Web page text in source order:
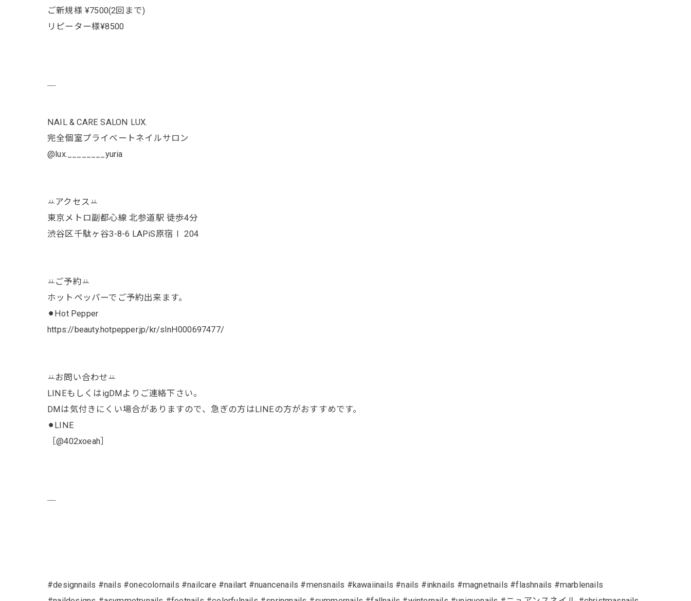
ご新規様 ¥7500(2回まで)
リピーター様¥8500
NAIL & CARE SALON LUX.
完全個室プライベートネイルサロン
@lux.________yuria
ꕁアクセスꕁ
東京メトロ副都心線 北参道駅 徒歩4分
渋谷区千駄ヶ谷3-8-6 LAPiS原宿Ⅰ 204
ꕁご予約ꕁ
ホットペッパーでご予約出来ます。
⚫︎Hot Pepper
https://beauty.hotpepper.jp/kr/slnH000697477/
ꕁお問い合わせꕁ
LINEもしくはigDMよりご連絡下さい。
DMは気付きにくい場合がありますので、急ぎの方はLINEの方がおすすめです。
⚫︎LINE
［@402xoeah］
#designnails #nails #onecolornails #nailcare #nailart #nuancenails #mensnails #kawaiinails #nails #inknails #magnetnails #flashnails #marblenails